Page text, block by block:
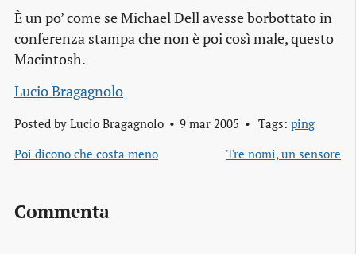
È un po’ come se Michael Dell avesse borbottato in
conferenza stampa che non è poi così male, questo
Macintosh.
Lucio Bragagnolo
Posted by Lucio Bragagnolo 9 mar 2005 Tags: ping
Poi dicono che costa meno
Tre nomi, un sensore
Commenta